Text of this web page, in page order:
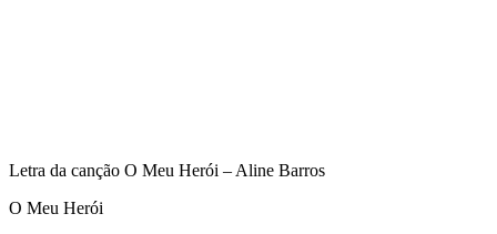
Letra da canção O Meu Herói – Aline Barros
O Meu Herói